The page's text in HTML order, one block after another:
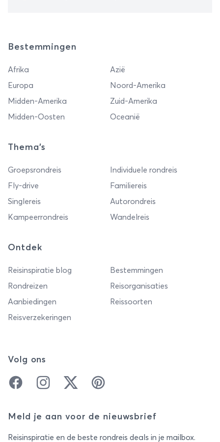
Bestemmingen
Afrika
Azië
Europa
Noord-Amerika
Midden-Amerika
Zuid-Amerika
Midden-Oosten
Oceanië
Thema's
Groepsrondreis
Individuele rondreis
Fly-drive
Familiereis
Singlereis
Autorondreis
Kampeerrondreis
Wandelreis
Ontdek
Reisinspiratie blog
Bestemmingen
Rondreizen
Reisorganisaties
Aanbiedingen
Reissoorten
Reisverzekeringen
Volg ons
FacebookInstagramTwitter Pinterest
Meld je aan voor de nieuwsbrief
Reisinspiratie en de beste rondreis deals in je mailbox.